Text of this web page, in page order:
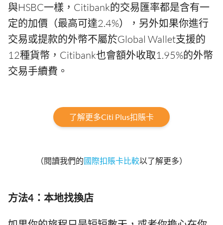
與HSBC一樣，Citibank的交易匯率都是含有一
定的加價（最高可達2.4%），另外如果你進行
交易或提款的外幣不屬於Global Wallet支援的
12種貨幣，Citibank也會額外收取1.95%的外幣
交易手續費。
了解更多Citi Plus扣賬卡
（閱讀我們的國際扣賬卡比較以了解更多）
方法4：本地找換店